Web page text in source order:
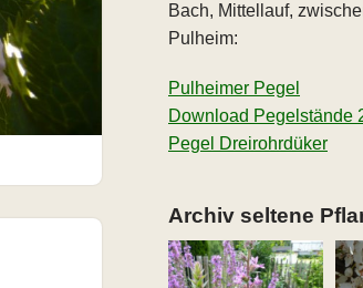
Bach, Mittellauf,
Pulheim:
Pulheimer Pegel
Download Pegelstände
Pegel Dreirohrdüker
Archiv seltene